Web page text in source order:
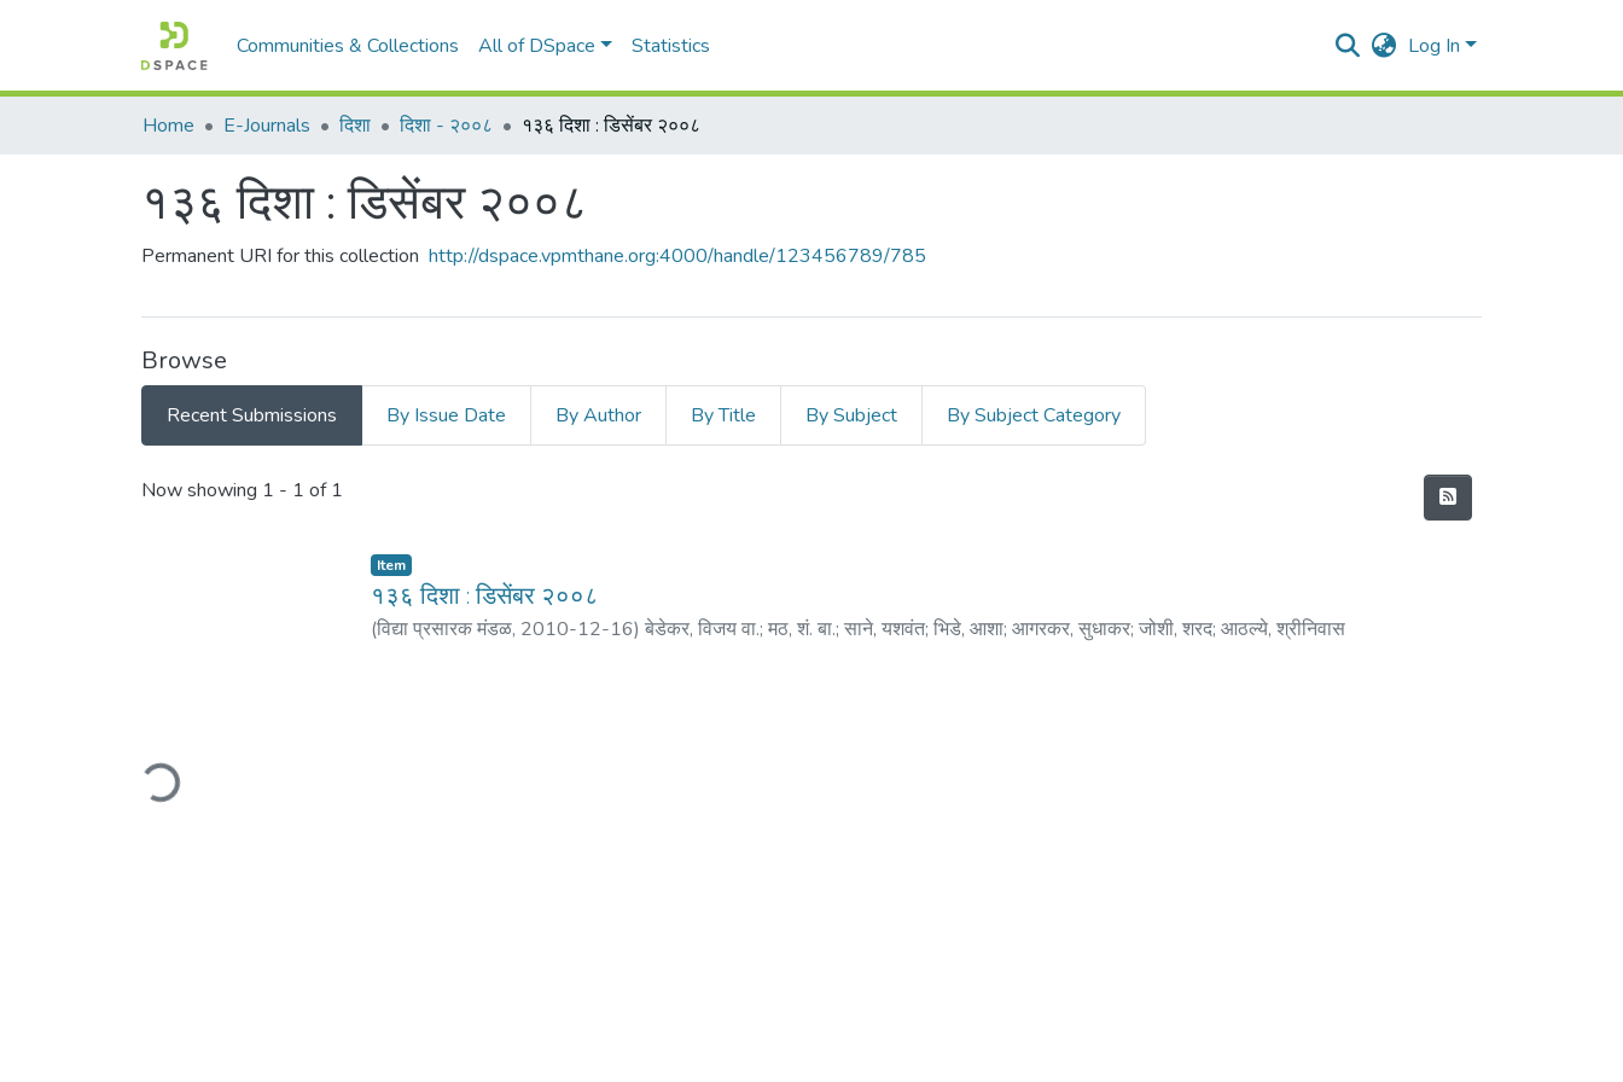
Communities & Collections All of DSpace Statistics Log In
Home E-Journals दिशा दिशा - २००८ १३६ दिशा : डिसेंबर २००८
१३६ दिशा : डिसेंबर २००८
Permanent URI for this collection http://dspace.vpmthane.org:4000/handle/123456789/785
Browse
Recent Submissions By Issue Date By Author By Title By Subject By Subject Category
Recent Submissions
Now showing 1 - 1 of 1
Loading...
Item
१३६ दिशा : डिसेंबर २००८
(विद्या प्रसारक मंडळ, 2010-12-16) बेडेकर, विजय वा.; मठ, शं. बा.; साने, यशवंत; भिडे, आशा; आगरकर, सुधाकर; जोशी, शरद; आठल्ये, श्रीनिवास